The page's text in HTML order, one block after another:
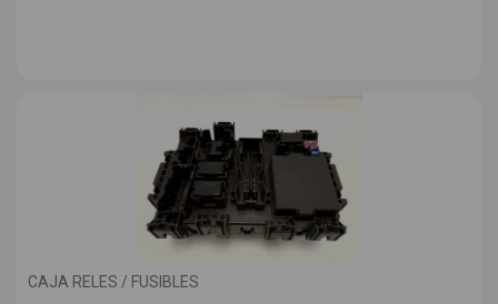
CAJA RELES / FUSIBLES